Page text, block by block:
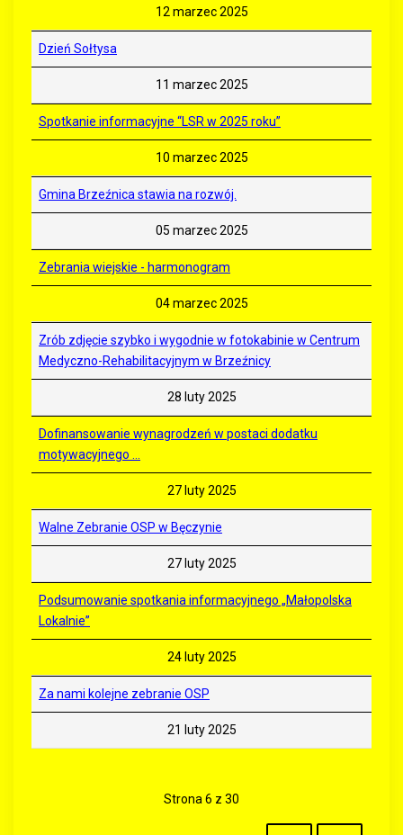
12 marzec 2025
Dzień Sołtysa
11 marzec 2025
Spotkanie informacyjne “LSR w 2025 roku”
10 marzec 2025
Gmina Brzeźnica stawia na rozwój.
05 marzec 2025
Zebrania wiejskie - harmonogram
04 marzec 2025
Zrób zdjęcie szybko i wygodnie w fotokabinie w Centrum
Medyczno-Rehabilitacyjnym w Brzeźnicy
28 luty 2025
Dofinansowanie wynagrodzeń w postaci dodatku
motywacyjnego ...
27 luty 2025
Walne Zebranie OSP w Bęczynie
27 luty 2025
Podsumowanie spotkania informacyjnego „Małopolska
Lokalnie”
24 luty 2025
Za nami kolejne zebranie OSP
21 luty 2025
Strona 6 z 30